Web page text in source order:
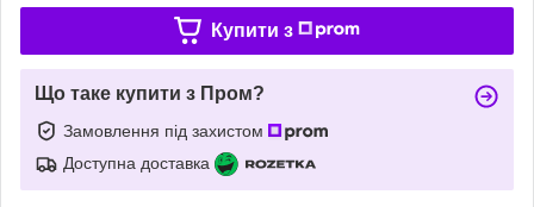
Купити з
Що таке купити з Пром?
Замовлення під захистом
Доступна доставка